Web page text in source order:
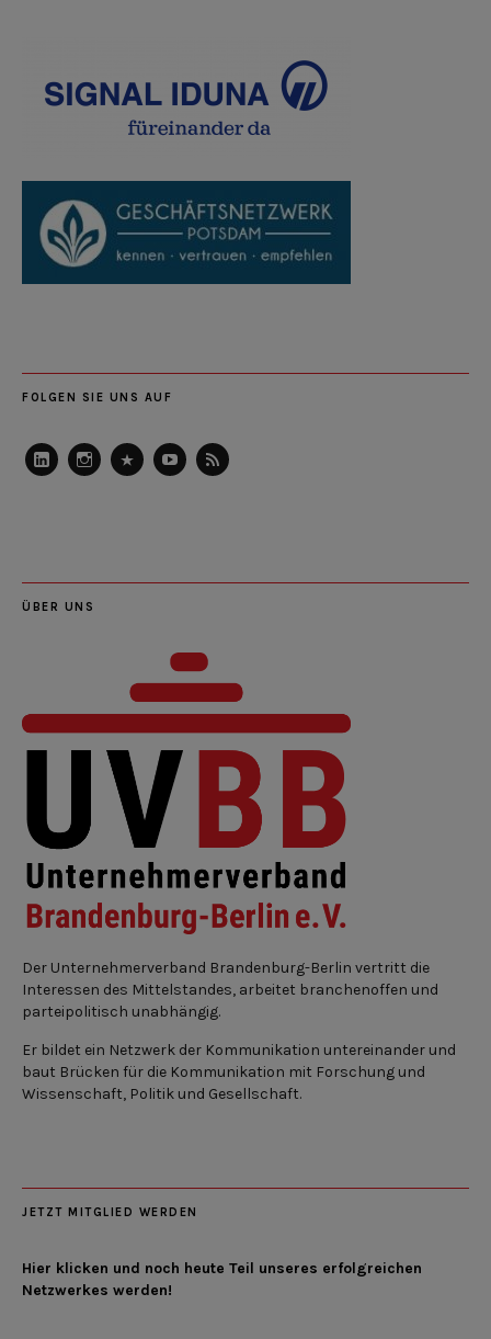
FOLGEN SIE UNS AUF
ÜBER UNS
Der Unternehmerverband Brandenburg-Berlin vertritt die
Interessen des Mittelstandes, arbeitet branchenoffen und
parteipolitisch unabhängig.
Er bildet ein Netzwerk der Kommunikation untereinander und
baut Brücken für die Kommunikation mit Forschung und
Wissenschaft, Politik und Gesellschaft.
JETZT MITGLIED WERDEN
Hier klicken und noch heute Teil unseres erfolgreichen
Netzwerkes werden!